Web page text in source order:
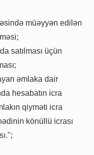
müəyyən edilən
satılması üçün
əmlaka dair
hesabatın icra
qiyməti icra
könüllü icrası